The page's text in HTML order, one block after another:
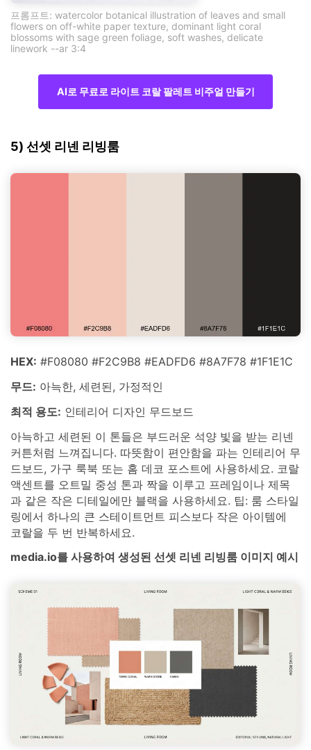
프롬프트: watercolor botanical illustration of leaves and small
flowers on off-white paper texture, dominant light coral
blossoms with sage green foliage, soft washes, delicate
linework --ar 3:4
AI로 무료로 라이트 코랄 팔레트 비주얼 만들기
5) 선셋 리넨 리빙룸
HEX: #F08080 #F2C9B8 #EADFD6 #8A7F78 #1F1E1C
무드: 아늑한, 세련된, 가정적인
최적 용도: 인테리어 디자인 무드보드
아늑하고 세련된 이 톤들은 부드러운 석양 빛을 받는 리넨
커튼처럼 느껴집니다. 따뜻함이 편안함을 파는 인테리어 무
드보드, 가구 룩북 또는 홈 데코 포스트에 사용하세요. 코랄
액센트를 오트밀 중성 톤과 짝을 이루고 프레임이나 제목
과 같은 작은 디테일에만 블랙을 사용하세요. 팁: 룸 스타일
링에서 하나의 큰 스테이트먼트 피스보다 작은 아이템에
코랄을 두 번 반복하세요.
media.io를 사용하여 생성된 선셋 리넨 리빙룸 이미지 예시